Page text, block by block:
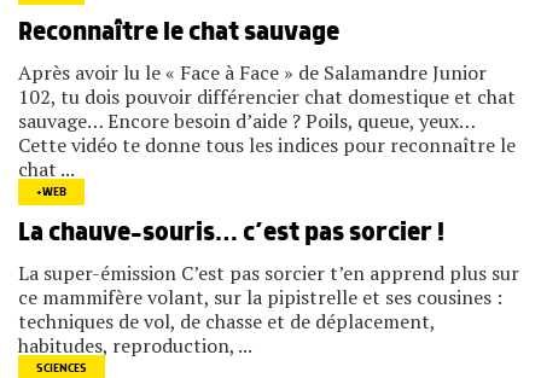
Reconnaître le chat sauvage
Après avoir lu le « Face à Face » de Salamandre Junior
102, tu dois pouvoir différencier chat domestique et chat
sauvage… Encore besoin d’aide ? Poils, queue, yeux…
Cette vidéo te donne tous les indices pour reconnaître le
chat ...
+WEB
La chauve-souris… c’est pas sorcier !
La super-émission C’est pas sorcier t’en apprend plus sur
ce mammifère volant, sur la pipistrelle et ses cousines :
techniques de vol, de chasse et de déplacement,
habitudes, reproduction, ...
SCIENCES